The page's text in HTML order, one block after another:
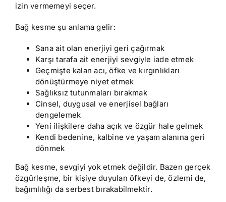
izin vermemeyi seçer.
Bağ kesme şu anlama gelir:
Sana ait olan enerjiyi geri çağırmak
Karşı tarafa ait enerjiyi sevgiyle iade etmek
Geçmişte kalan acı, öfke ve kırgınlıkları
dönüştürmeye niyet etmek
Sağlıksız tutunmaları bırakmak
Cinsel, duygusal ve enerjisel bağları
dengelemek
Yeni ilişkilere daha açık ve özgür hale gelmek
Kendi bedenine, kalbine ve yaşam alanına geri
dönmek
Bağ kesme, sevgiyi yok etmek değildir. Bazen gerçek
özgürleşme, bir kişiye duyulan öfkeyi de, özlemi de,
bağımlılığı da serbest bırakabilmektir.